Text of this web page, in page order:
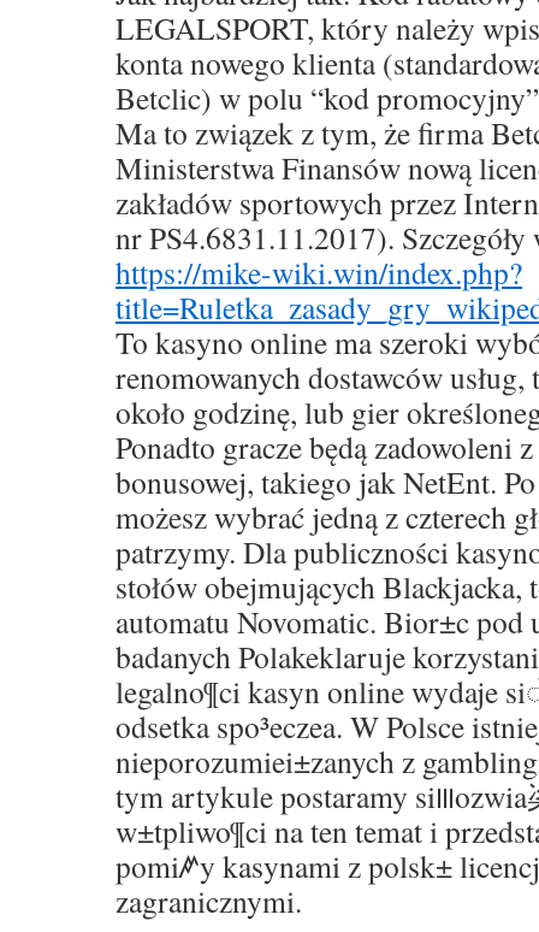
LEGALSPORT, który należy
konta nowego klienta
Betclic) w polu “kod
Ma to związek z tym, że firma
Ministerstwa Finansów nową
zakładów sportowych przez
nr PS4.6831.11.2017).
https://mike-wiki.win/index.php?
To kasyno online ma szeroki
renomowanych dostawców
około godzinę, lub gier
Ponadto gracze będą zadowoleni
bonusowej, takiego jak NetEnt.
możesz wybrać jedną z czterech
patrzymy. Dla publiczności
stołów obejmujących
automatu Novomatic. Bior±c
badanych Polakeklaruje
legalno¶ci kasyn online wydaje
odsetka spo³eczea. W Polsce
nieporozumiei±zanych z
tym artykule postaramy si꠲ozwia
w±tpliwo¶ci na ten temat i
pomiꤺy kasynami z polsk±
zagranicznymi.